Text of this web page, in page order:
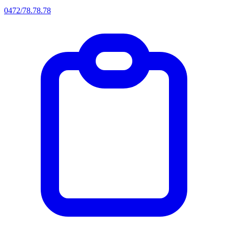
0472/78.78.78